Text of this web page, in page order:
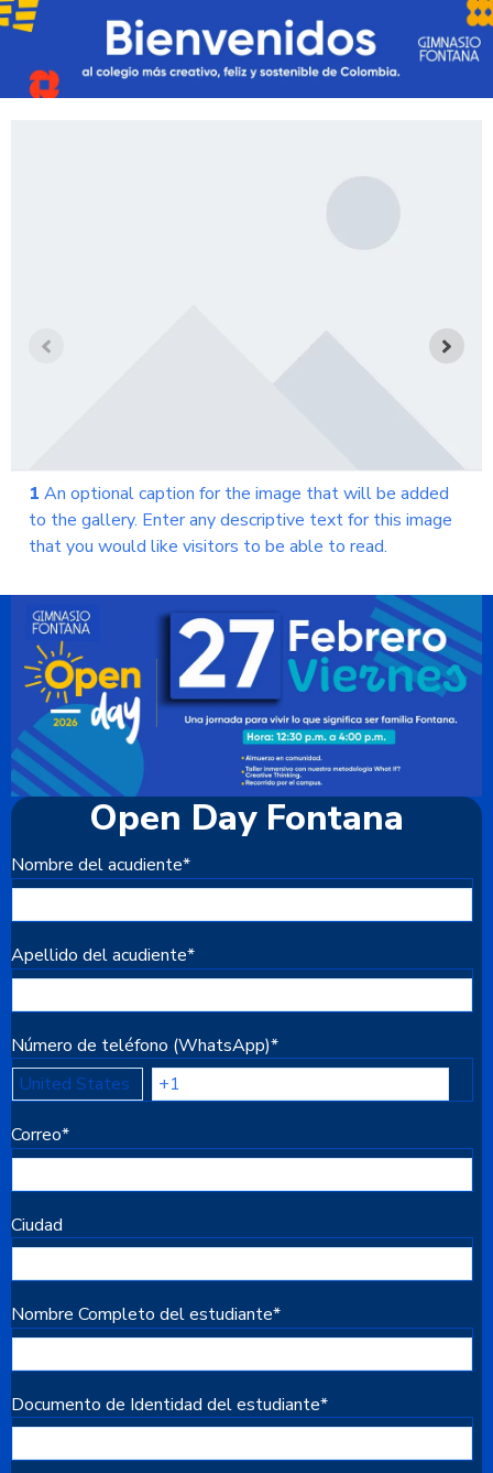
1 An optional caption for the image that will be added
to the gallery. Enter any descriptive text for this image
that you would like visitors to be able to read.
Open Day Fontana
Nombre del acudiente*
Apellido del acudiente*
Número de teléfono (WhatsApp)*
Correo*
Ciudad
Nombre Completo del estudiante*
Documento de Identidad del estudiante*